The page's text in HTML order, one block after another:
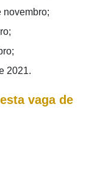
novembro;
2021.
vaga de